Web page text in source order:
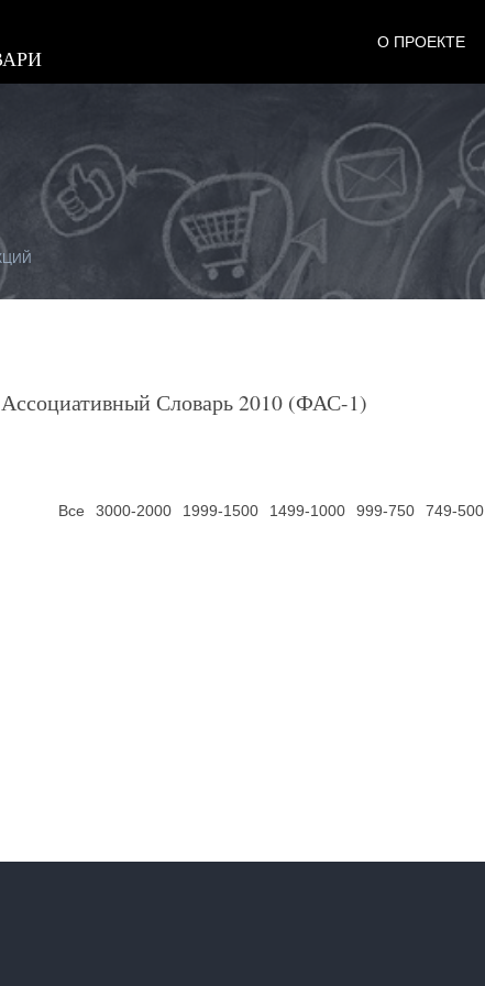
О ПРОЕКТЕ
Словарь 2010 (ФАС-1)
Все 3000-2000 1999-1500 1499-1000 999-750 749-500